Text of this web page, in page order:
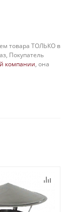
товара ТОЛЬКО в
Покупатель
компании, она